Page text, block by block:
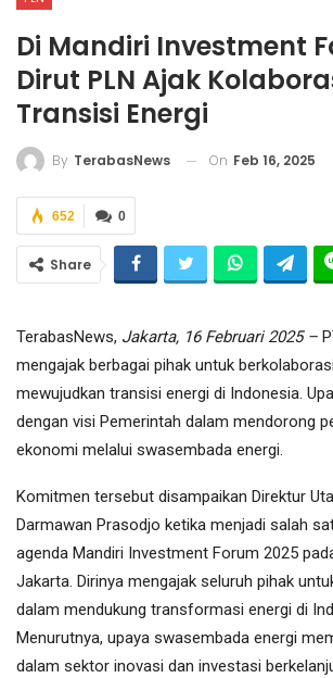
Di Mandiri Investment
Dirut PLN Ajak
Transisi Energi
By TerabasNews On Feb 16, 2025
0
652
Share
TerabasNews, Jakarta, 16 Februari 2025 –
mengajak berbagai pihak untuk
mewujudkan transisi energi di Indonesia.
dengan visi Pemerintah dalam mendorong
ekonomi melalui swasembada energi.
Komitmen tersebut disampaikan Direktur
Darmawan Prasodjo ketika menjadi salah
agenda Mandiri Investment Forum 2025
Jakarta. Dirinya mengajak seluruh pihak
dalam mendukung transformasi energi di
Menurutnya, upaya swasembada energi
dalam sektor inovasi dan investasi